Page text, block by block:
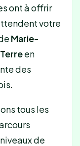
ont à offrir
votre
Marie-
en
des
tous les
de